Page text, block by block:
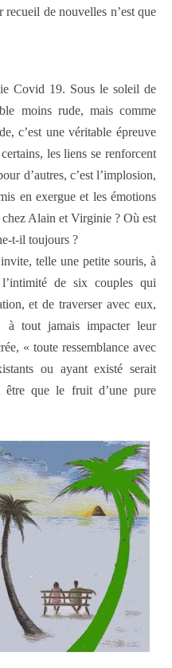
de nouvelles n’est que
Covid 19. Sous le soleil de
moins rude, mais comme
c’est une véritable épreuve
les liens se renforcent
d’autres, c’est l’implosion,
en exergue et les émotions
chez Alain et Virginie ? Où est
t-il toujours ?
telle une petite souris, à
de six couples qui
et de traverser avec eux,
à tout jamais impacter leur
« toute ressemblance avec
ou ayant existé serait
être que le fruit d’une pure